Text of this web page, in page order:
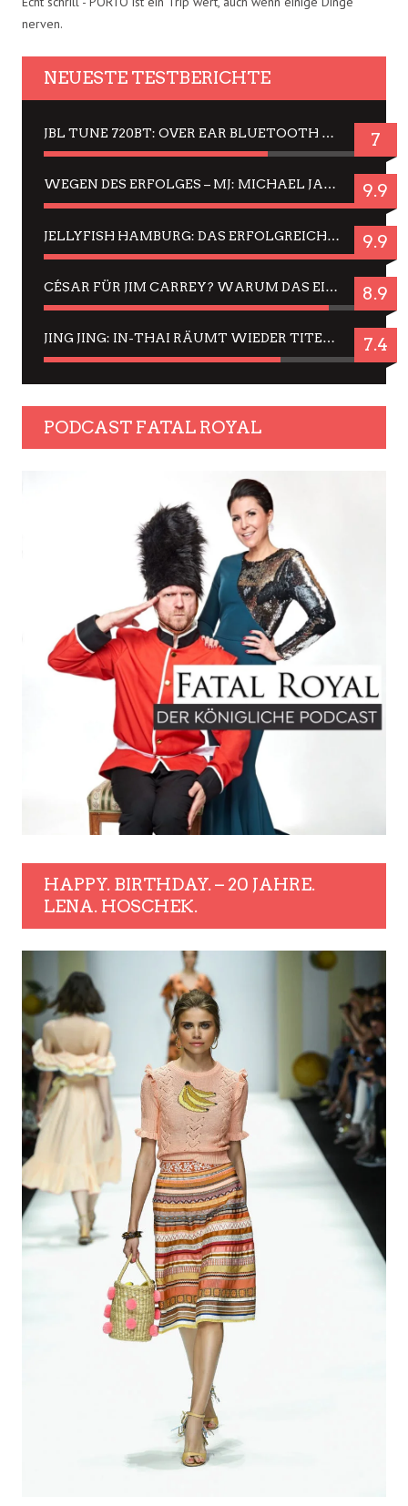
nerven.
NEUESTE TESTBERICHTE
JBL TUNE 720BT: OVER EAR BLUETOOTH KOPFHÖRER UM DIE 50,-€ IM DAUER-TEST 7
WEGEN DES ERFOLGES – MJ: MICHAEL JACKSON MUSICAL IN EINER MATINEE SEHEN 9.9
JELLYFISH HAMBURG: DAS ERFOLGREICHE SOMMER-MENÜ 2025 IN GEFÜHLEN UND BILDERN 9.9
CÉSAR FÜR JIM CARREY? WARUM DAS EINER DER NERVIGSTEN ACTORS IST UND BLEIBT 8.9
JING JING: IN-THAI RÄUMT WIEDER TITEL AB – EIN ZWEI-STUNDEN-ERLEBNISBERICHT 7.4
PODCAST FATAL ROYAL
HAPPY. BIRTHDAY. – 20 JAHRE.
LENA. HOSCHEK.